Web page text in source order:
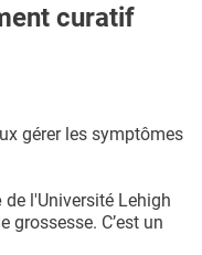
curatif
gérer les symptômes
de l'Université Lehigh
C’est un